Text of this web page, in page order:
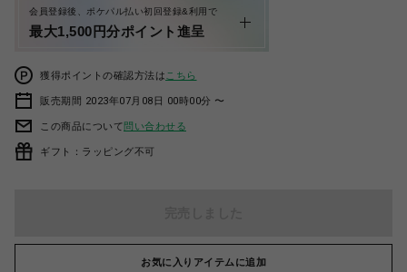
会員登録後、ポケパル払い初回登録&利用で
最大1,500円分ポイント進呈
獲得ポイントの確認方法は こちら
販売期間 2023年07月08日 00時00分 〜
この商品について問い合わせる
ギフト：ラッピング不可
お気に入りアイテムに追加